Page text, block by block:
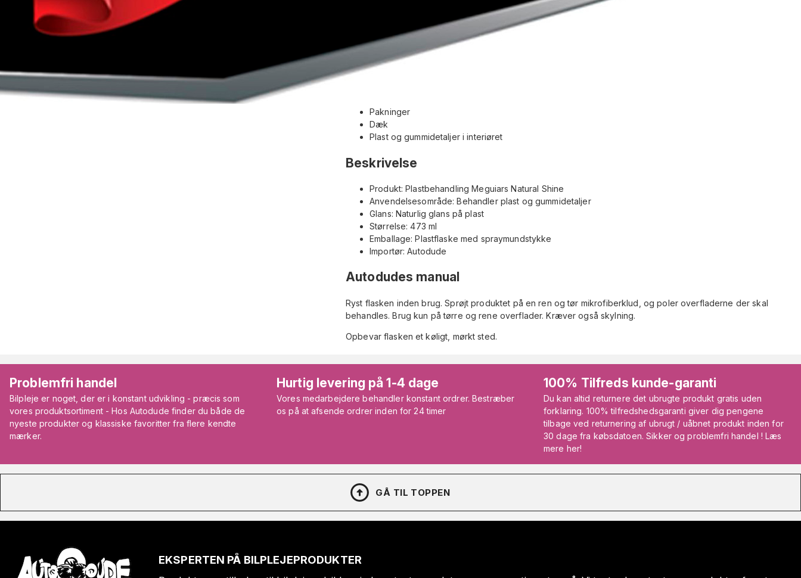
Pakninger
Dæk
Plast og gummidetaljer i interiøret
Beskrivelse
Produkt: Plastbehandling Meguiars Natural Shine
Anvendelsesområde: Behandler plast og gummidetaljer
Glans: Naturlig glans på plast
Størrelse: 473 ml
Emballage: Plastflaske med spraymundstykke
Importør: Autodude
Autodudes manual
Ryst flasken inden brug. Sprøjt produktet på en ren og tør mikrofiberklud, og poler overfladerne der skal
behandles. Brug kun på tørre og rene overflader. Kræver også skylning.
Opbevar flasken et køligt, mørkt sted.
Problemfri handel
Bilpleje er noget, der er i konstant udvikling - præcis som
vores produktsortiment - Hos Autodude finder du både de
nyeste produkter og klassiske favoritter fra flere kendte
mærker.
Hurtig levering på 1-4 dage
Vores medarbejdere behandler konstant ordrer. Bestræber
os på at afsende ordrer inden for 24 timer
100% Tilfreds kunde-garanti
Du kan altid returnere det ubrugte produkt gratis uden
forklaring. 100% tilfredshedsgaranti giver dig pengene
tilbage ved returnering af ubrugt / uåbnet produkt inden for
30 dage fra købsdatoen. Sikker og problemfri handel ! Læs
mere her!
GÅ TIL TOPPEN
EKSPERTEN PÅ BILPLEJEPRODUKTER